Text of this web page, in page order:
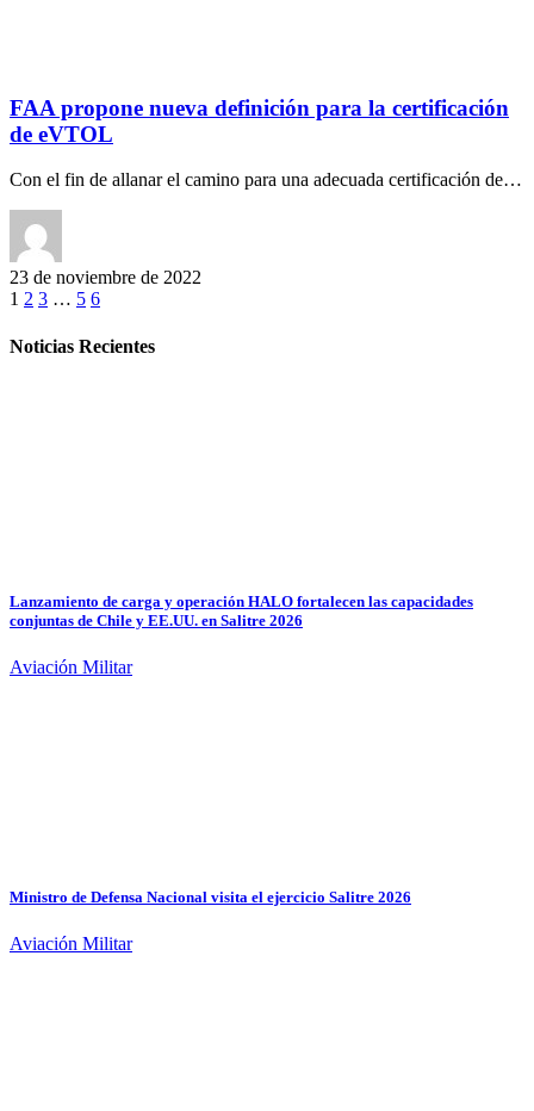
FAA propone nueva definición para la certificación
de eVTOL
Con el fin de allanar el camino para una adecuada certificación de…
23 de noviembre de 2022
1 2 3 … 5 6
Noticias Recientes
Lanzamiento de carga y operación HALO fortalecen las capacidades
conjuntas de Chile y EE.UU. en Salitre 2026
Aviación Militar
Ministro de Defensa Nacional visita el ejercicio Salitre 2026
Aviación Militar